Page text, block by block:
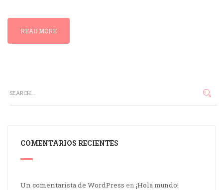
READ MORE
COMENTARIOS RECIENTES
Un comentarista de WordPress en ¡Hola mundo!